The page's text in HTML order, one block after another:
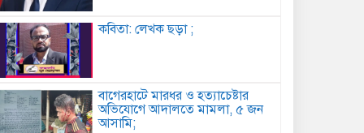
কবিতা: লেখক ছড়া ;
বাগেরহাটে মারধর ও হত্যাচেষ্টার
অভিযোগে আদালতে মামলা, ৫ জন
আসামি;